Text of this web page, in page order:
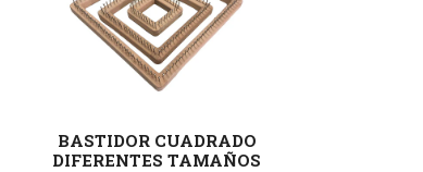
BASTIDOR CUADRADO
DIFERENTES TAMAÑOS
Ver detalles